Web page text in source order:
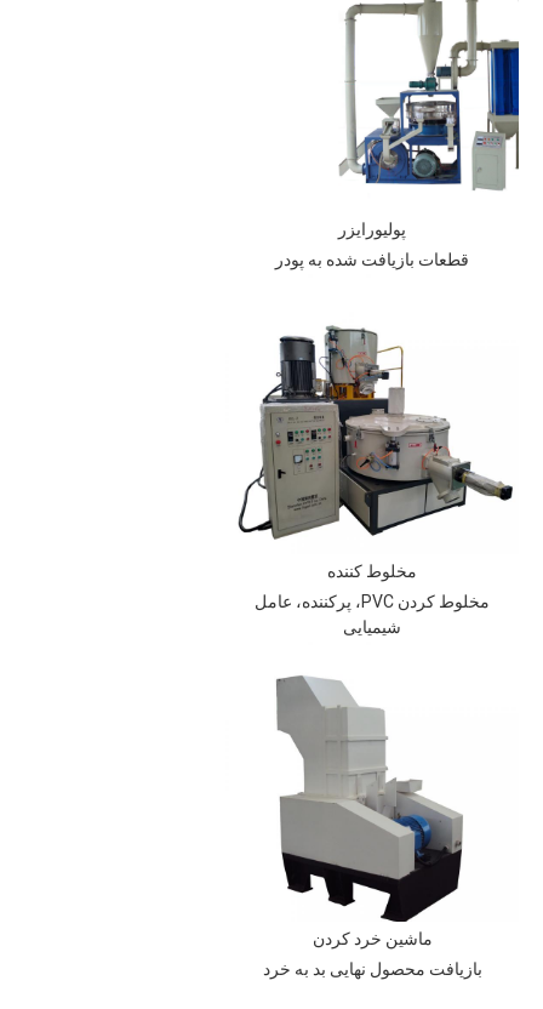
پولیورایزر
قطعات بازیافت شده به پودر
مخلوط کننده
مخلوط کردن PVC، پرکننده، عامل
شیمیایی
ماشین خرد کردن
بازیافت محصول نهایی بد به خرد